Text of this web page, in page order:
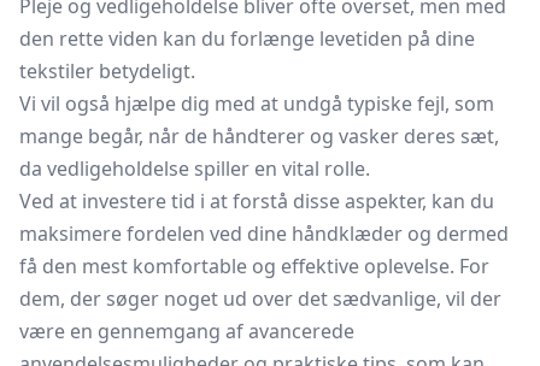
Pleje og vedligeholdelse bliver ofte overset, men med
den rette viden kan du forlænge levetiden på dine
tekstiler betydeligt.
Vi vil også hjælpe dig med at undgå typiske fejl, som
mange begår, når de håndterer og vasker deres sæt,
da vedligeholdelse spiller en vital rolle.
Ved at investere tid i at forstå disse aspekter, kan du
maksimere fordelen ved dine håndklæder og dermed
få den mest komfortable og effektive oplevelse. For
dem, der søger noget ud over det sædvanlige, vil der
være en gennemgang af avancerede